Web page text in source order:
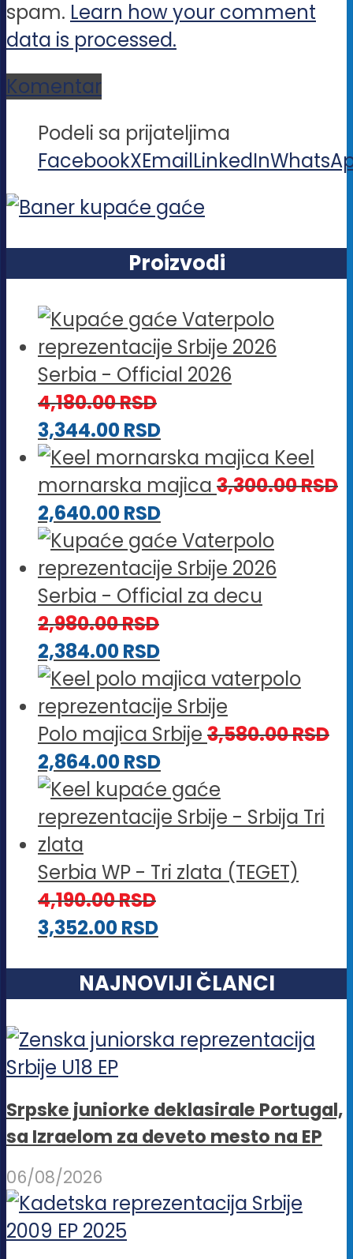
spam. Learn how your comment
data is processed.
Komentar
Podeli sa prijateljima
FacebookXEmailLinkedIn
Proizvodi
Serbia - Official 2026
4,180.00RSD
3,344.00RSD
Keel
mornarska majica 3,300.00RSD
2,640.00RSD
Serbia - Official za decu
2,980.00RSD
2,384.00RSD
Polo majica Srbije 3,580.00RSD
2,864.00RSD
Serbia WP - Tri zlata (TEGET)
4,190.00RSD
3,352.00RSD
NAJNOVIJI ČLANCI
Srpske juniorke deklasirale Portugal,
sa Izraelom za deveto mesto na EP
06/08/2026